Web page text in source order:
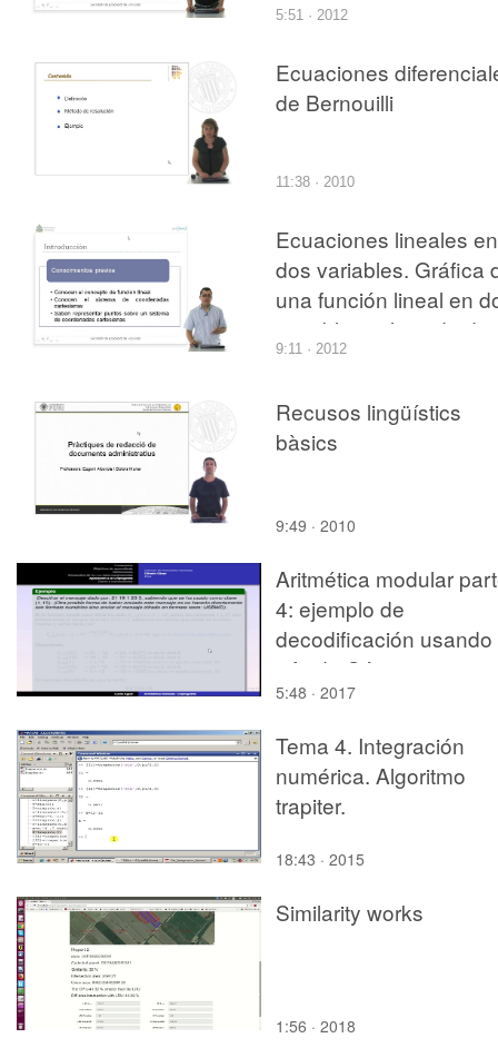
puntos de la función
5:51 · 2012
Ecuaciones
de Bernouilli
11:38 · 2010
Ecuaciones lineales en
dos variables. Gráfica
una función lineal en
variables utilizando
puntos
9:11 · 2012
Recusos lingüístics
bàsics
9:49 · 2010
Aritmética modular
4: ejemplo de
decodificación usando
cifrado César
5:48 · 2017
Tema 4. Integración
numérica. Algoritmo
trapiter.
18:43 · 2015
Similarity works
1:56 · 2018